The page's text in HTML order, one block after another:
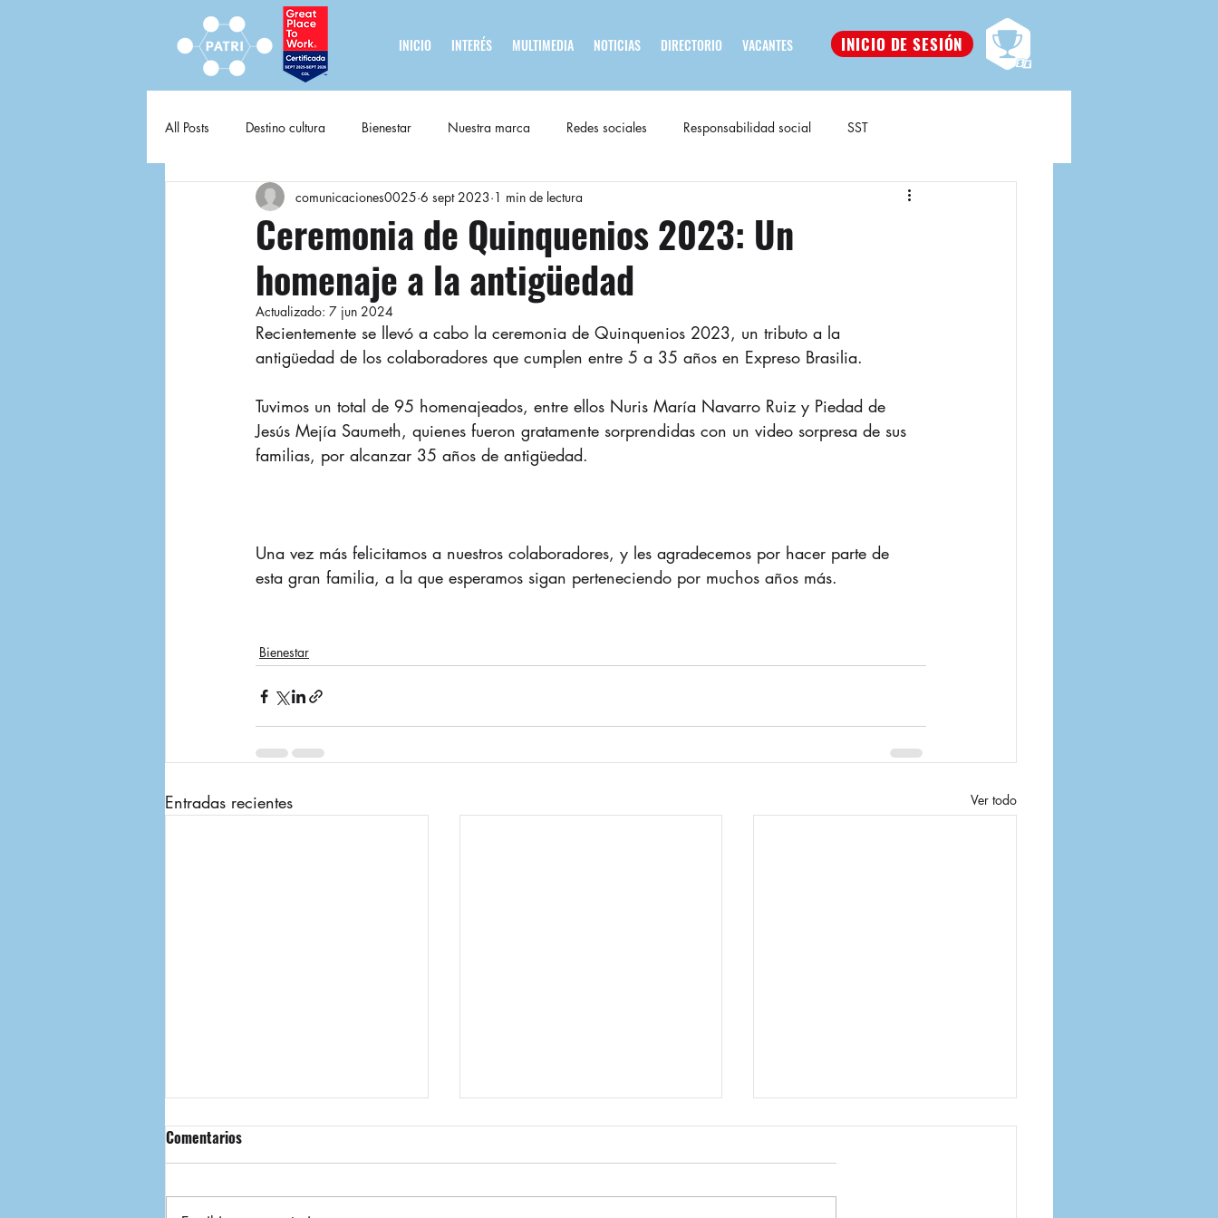
INICIO INTERÉS MULTIMEDIA NOTICIAS DIRECTORIO VACANTES INICIO DE SESIÓN
All Posts Destino cultura Bienestar Nuestra marca Redes sociales Responsabilidad social SST
Destino cultura fija
Ceremonia de Quinquenios 2023: Un
homenaje a la antigüedad
comunicaciones0025 6 sept 2023 1 min de lectura
Actualizado: 7 jun 2024
Recientemente se llevó a cabo la ceremonia de Quinquenios 2023, un tributo a la
antigüedad de los colaboradores que cumplen entre 5 a 35 años en Expreso Brasilia.
Tuvimos un total de 95 homenajeados, entre ellos Nuris María Navarro Ruiz y Piedad de
Jesús Mejía Saumeth, quienes fueron gratamente sorprendidas con un video sorpresa de sus
familias, por alcanzar 35 años de antigüedad.
Una vez más felicitamos a nuestros colaboradores, y les agradecemos por hacer parte de
esta gran familia, a la que esperamos sigan perteneciendo por muchos años más.
Bienestar
Entradas recientes Ver todo
Comentarios